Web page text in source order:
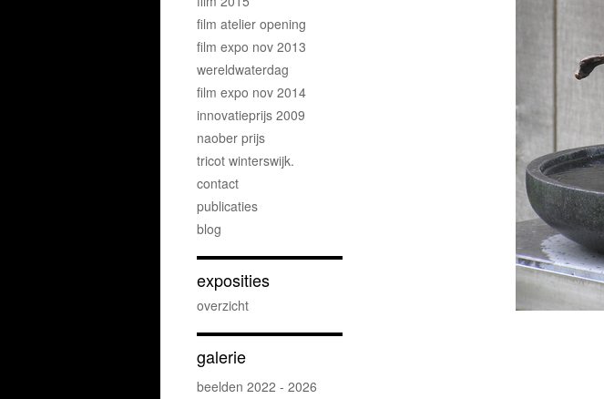
film atelier opening
film expo nov 2013
wereldwaterdag
film expo nov 2014
innovatieprijs 2009
naober prijs
tricot winterswijk.
contact
publicaties
blog
exposities
overzicht
galerie
beelden 2022 - 2026